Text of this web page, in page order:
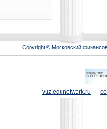
Copyright © Московский
vuz.edunetwork.ru